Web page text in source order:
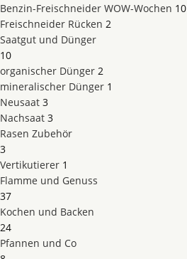
Benzin-Freischneider WOW-Wochen 10
Freischneider Rücken 2
Saatgut und Dünger
10
organischer Dünger 2
mineralischer Dünger 1
Neusaat 3
Nachsaat 3
Rasen Zubehör
3
Vertikutierer 1
Flamme und Genuss
37
Kochen und Backen
24
Pfannen und Co